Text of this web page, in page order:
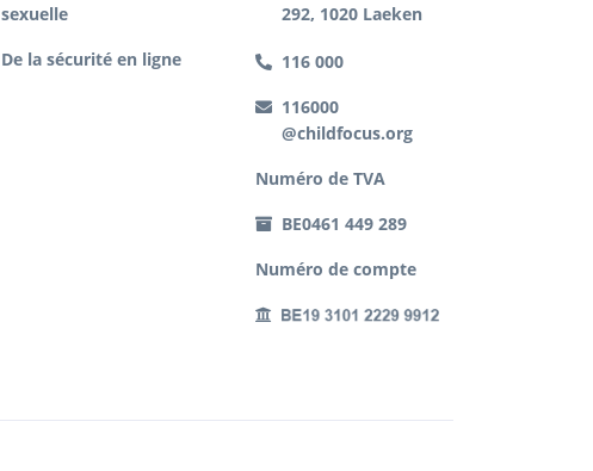
sexuelle
De la sécurité en ligne
292, 1020 Laeken
116 000
116000
@childfocus.org
Numéro de TVA
BE0461 449 289
Numéro de compte